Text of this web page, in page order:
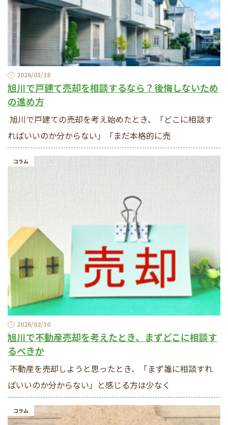
2026/03/18
旭川で戸建て売却を相談するなら？後悔しないため
の進め方
旭川で戸建ての売却を考え始めたとき、「どこに相談す
ればいいのか分からない」「まだ本格的に売
コラム
2026/02/10
旭川で不動産売却を考えたとき、まずどこに相談す
るべきか
不動産を売却しようと思ったとき、「まず誰に相談すれ
ばいいのか分からない」と感じる方は少なく
コラム